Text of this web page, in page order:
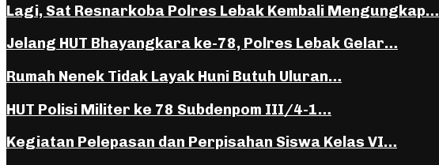
Lagi, Sat Resnarkoba Polres Lebak Kembali Mengungkap…
Jelang HUT Bhayangkara ke-78, Polres Lebak Gelar…
Rumah Nenek Tidak Layak Huni Butuh Uluran…
HUT Polisi Militer ke 78 Subdenpom III/4-1…
Kegiatan Pelepasan dan Perpisahan Siswa Kelas VI…